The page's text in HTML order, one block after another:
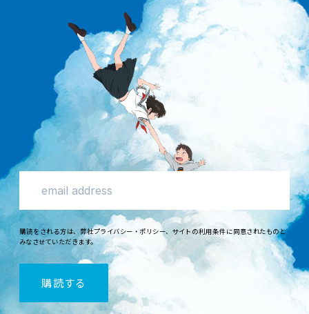
購読をされる方は、 弊社プライバシー・ポリシー、 サイトの利用条件に同意されたものと
みなさせていただきます。
購読する